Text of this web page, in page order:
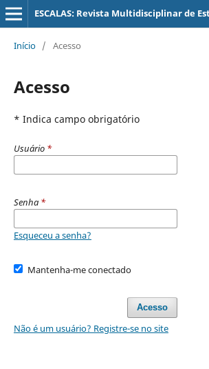
Início / Acesso
Acesso
* Indica campo obrigatório
Usuário *
Senha *
Esqueceu a senha?
Mantenha-me conectado
Acesso
Não é um usuário? Registre-se no site